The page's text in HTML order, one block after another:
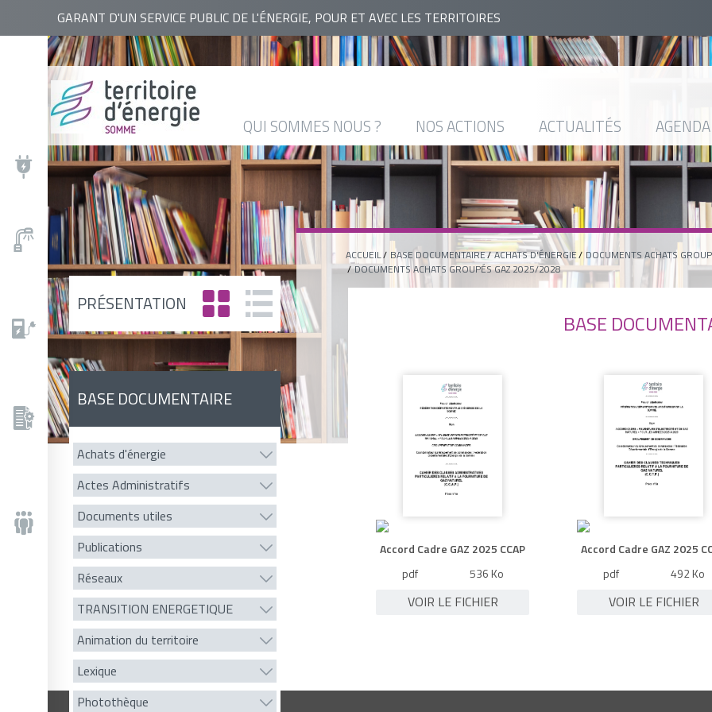
GARANT D'UN SERVICE PUBLIC DE L'ÉNERGIE, POUR ET AVEC LES TERRITOIRES
RECHERCHER
QUI SOMMES NOUS ? NOS ACTIONS ACTUALITÉS AGENDA
PRÉSENTATION
BASE DOCUMENTAIRE
Achats d'énergie
Actes Administratifs
Documents utiles
Publications
Réseaux
TRANSITION ENERGETIQUE
Animation du territoire
Lexique
Photothèque
ACCUEIL BASE DOCUMENTAIRE ACHATS D'ÉNERGIE
DOCUMENTS ACHATS
DOCUMENTS ACHATS GROUPÉS GAZ 2025/2028
BASE
Accord Cadre GAZ 2025 CCAP
pdf
536 Ko
VOIR LE FICHIER
Accord Cadre GAZ 2025
pdf
492 Ko
VOIR LE FICHIER
QUI
SOMMES
NOUS
NOS
ACTIONS
ACTUALITÉS
AGENDA
BASE
DOCUMENTAIRE